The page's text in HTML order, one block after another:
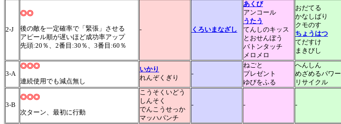
2-J
◎◎
後の敵を一定確率で「緊張」させる
アピール順が遅いほど成功率アップ
先頭:20％、2番目:30％、3番目:60％
- くろいまなざし
あくび
アンコール
うたう
てんしのキッス
とおせんぼう
バトンタッチ
メロメロ
おだてる
かなしばり
クモのす
ちょうはつ
てだすけ
まきびし
3-A
◎◎◎
連続使用でも減点無し
いかり
れんぞくぎり
-
ねごと
プレゼント
ゆびをふる
へんしん
めざめるパワー
リサイクル
3-B
◎◎◎
次ターン、最初に行動
こうそくいどう
しんそく
でんこうせっか
マッハパンチ
- - -